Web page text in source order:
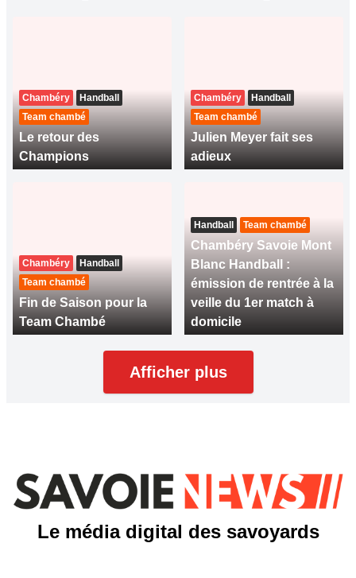
Chambéry
Handball
Team chambé
Le retour des
Champions
Chambéry
Handball
Team chambé
Julien Meyer fait ses
adieux
Chambéry
Handball
Team chambé
Fin de Saison pour la
Team Chambé
Handball Team chambé
Chambéry Savoie Mont
Blanc Handball :
émission de rentrée à la
veille du 1er match à
domicile
Afficher plus
Le média digital des savoyards